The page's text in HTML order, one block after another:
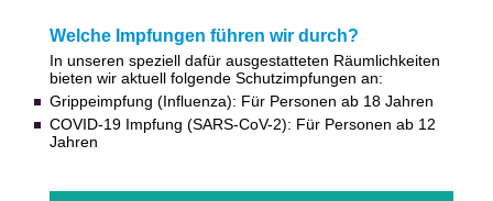
Welche Impfungen führen wir durch?
In unseren speziell dafür ausgestatteten Räumlichkeiten
bieten wir aktuell folgende Schutzimpfungen an:
Grippeimpfung (Influenza): Für Personen ab 18 Jahren
COVID-19 Impfung (SARS-CoV-2): Für Personen ab 12
Jahren